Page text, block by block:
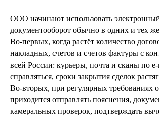
ООО начинают использовать
документооборот обычно в одних и тех
Во‑первых, когда растёт количество
накладных, счетов и счетов фактуры с
всей России: курьеры, почта и сканы по
справляться, сроки закрытия сделок
Во‑вторых, при регулярных требованиях
приходится отправлять пояснения,
камеральных проверок, подтверждать